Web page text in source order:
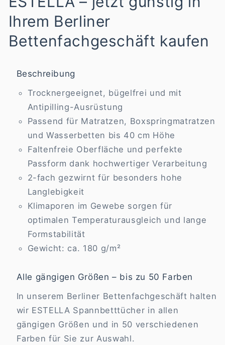
Ihrem Berliner
Bettenfachgeschäft kaufen
Beschreibung
Trocknergeeignet, bügelfrei und mit
Antipilling-Ausrüstung
Passend für Matratzen, Boxspringmatratzen
und Wasserbetten bis 40 cm Höhe
Faltenfreie Oberfläche und perfekte
Passform dank hochwertiger Verarbeitung
2-fach gezwirnt für besonders hohe
Langlebigkeit
Klimaporen im Gewebe sorgen für
optimalen Temperaturausgleich und lange
Formstabilität
Gewicht: ca. 180 g/m²
Alle gängigen Größen – bis zu 50 Farben
In unserem Berliner Bettenfachgeschäft halten
wir ESTELLA Spannbetttücher in allen
gängigen Größen und in 50 verschiedenen
Farben für Sie zur Auswahl.